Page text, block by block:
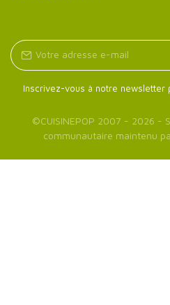
Inscrivez-vous à notre newsletter
©CUISINEPOP 2007 - 2026 -
communautaire maintenu